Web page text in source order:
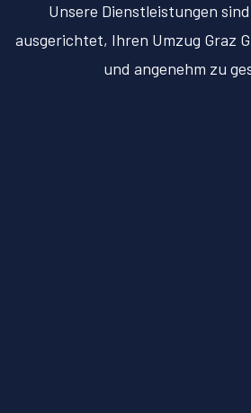
Unsere Dienstleistungen
ausgerichtet, Ihren Umzug Graz
und angenehm zu